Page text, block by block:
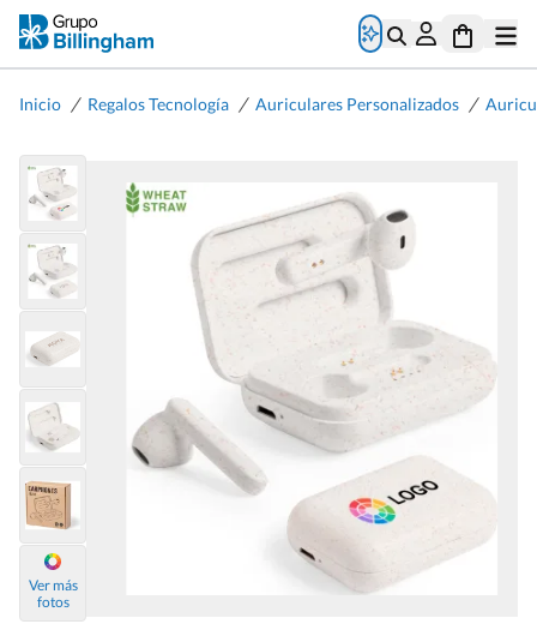
Inicio / Regalos Tecnología / Auriculares Personalizados /
Ver más
fotos